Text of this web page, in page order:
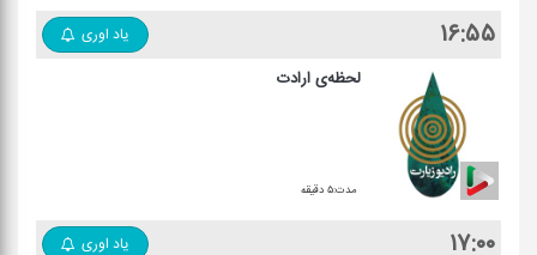
۱۶:۵۵ یاد اوری
لحظه‌ی ارادت
مدت:۵ دقیقه
۱۷:۰۰ یاد اوری